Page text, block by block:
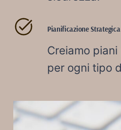
Pianificazione Strategica
Creiamo
per ogni tipo